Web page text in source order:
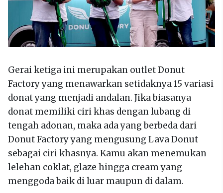
Gerai ketiga ini merupakan outlet Donut
Factory yang menawarkan setidaknya 15 variasi
donat yang menjadi andalan. Jika biasanya
donat memiliki ciri khas dengan lubang di
tengah adonan, maka ada yang berbeda dari
Donut Factory yang mengusung Lava Donut
sebagai ciri khasnya. Kamu akan menemukan
lelehan coklat, glaze hingga cream yang
menggoda baik di luar maupun di dalam.